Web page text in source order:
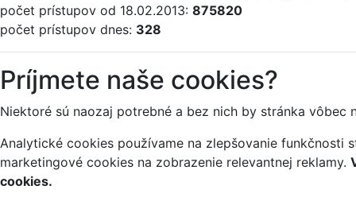
počet prístupov od 18.02.2013: 875820
počet prístupov dnes: 328
Príjmete naše cookies?
Niektoré sú naozaj potrebné a bez nich by stránka vôbec
Analytické cookies používame na zlepšovanie funkčnosti
marketingové cookies na zobrazenie relevantnej reklamy.
cookies.